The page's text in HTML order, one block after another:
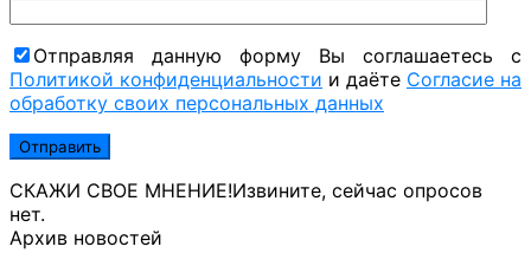
Отправляя данную форму Вы соглашаетесь с
Политикой конфиденциальности и даёте Согласие на
обработку своих персональных данных
СКАЖИ СВОЕ МНЕНИЕ!Извините, сейчас опросов
нет.
Архив новостей